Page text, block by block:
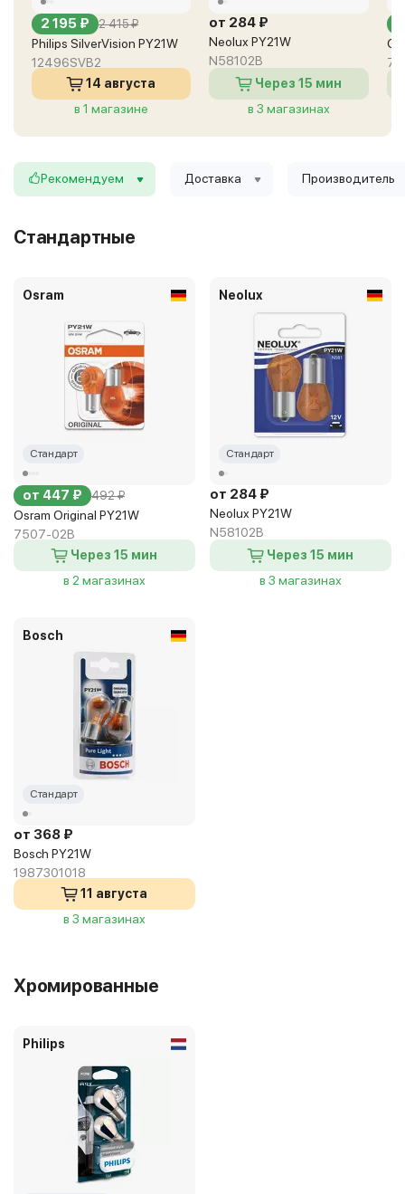
2 195 ₽ 2 415 ₽
Philips SilverVision PY21W
12496SVB2
14 августа
в 1 магазине
от 284 ₽
Neolux PY21W
N58102B
Через 15 мин
в 3 магазинах
Рекомендуем Доставка Производитель
Стандартные
Osram
Стандарт
от 447 ₽ 492 ₽
Osram Original PY21W
7507-02B
Через 15 мин
в 2 магазинах
Neolux
Стандарт
от 284 ₽
Neolux PY21W
N58102B
Через 15 мин
в 3 магазинах
Bosch
Стандарт
от 368 ₽
Bosch PY21W
1987301018
11 августа
в 3 магазинах
Хромированные
Philips